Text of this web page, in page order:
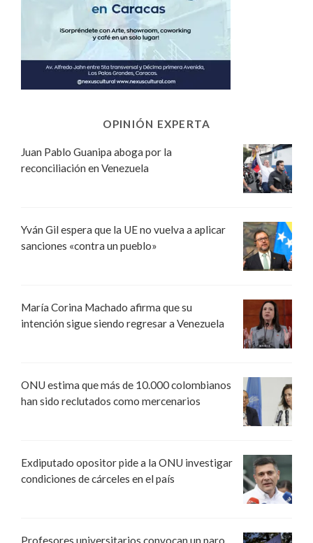
OPINIÓN EXPERTA
Juan Pablo Guanipa aboga por la
reconciliación en Venezuela
Yván Gil espera que la UE no vuelva a aplicar
sanciones «contra un pueblo»
María Corina Machado afirma que su
intención sigue siendo regresar a Venezuela
ONU estima que más de 10.000 colombianos
han sido reclutados como mercenarios
Exdiputado opositor pide a la ONU investigar
condiciones de cárceles en el país
Profesores universitarios convocan un paro